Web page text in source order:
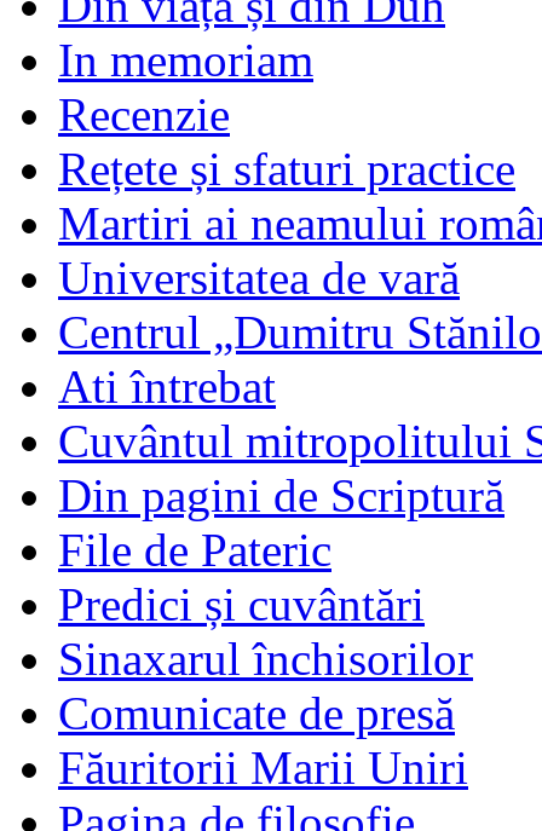
In memoriam
Recenzie
Rețete și sfaturi practice
Martiri ai neamului
Universitatea de vară
Centrul „Dumitru
Ati întrebat
Cuvântul mitropolitului
Din pagini de Scriptură
File de Pateric
Predici și cuvântări
Sinaxarul închisorilor
Comunicate de presă
Făuritorii Marii Uniri